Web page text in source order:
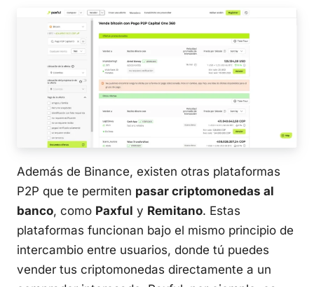
Además de Binance, existen otras plataformas
P2P que te permiten pasar criptomonedas al
banco, como Paxful y Remitano. Estas
plataformas funcionan bajo el mismo principio de
intercambio entre usuarios, donde tú puedes
vender tus criptomonedas directamente a un